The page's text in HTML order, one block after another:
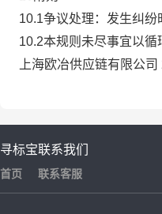
10.1争议处理：发生纠
10.2本规则未尽事宜以循
上海欧冶供应链有限公
寻标宝
首页
联系我们
联系客服